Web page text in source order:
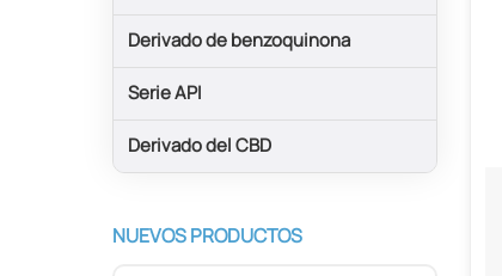
Derivado de benzoquinona
Serie API
Derivado del CBD
NUEVOS PRODUCTOS